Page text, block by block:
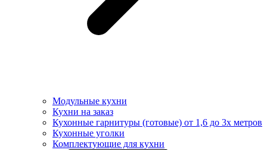
Модульные кухни
Кухни на заказ
Кухонные гарнитуры (готовые) от 1,6 до 3х метров
Кухонные уголки
Комплектующие для кухни